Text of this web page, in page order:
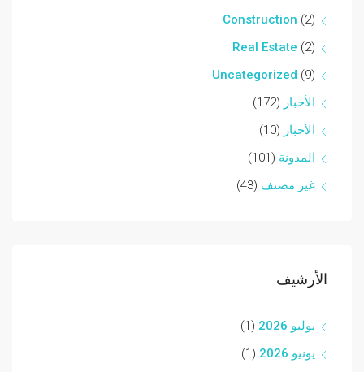
Construction (2)
Real Estate (2)
Uncategorized (9)
الأخبار (172)
الأخبار (10)
المدونة (101)
غير مصنف (43)
الأرشيف
يوليو 2026
(1)
يونيو 2026
(1)